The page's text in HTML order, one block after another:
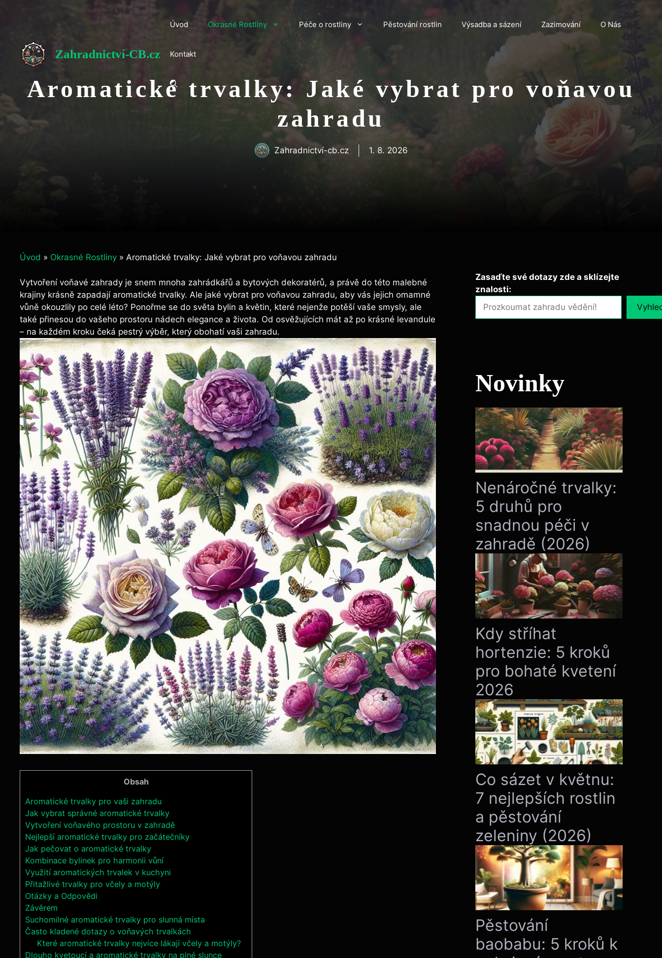
Zahradnictví-CB.cz
Úvod Okrasné Rostliny Péče o rostliny Pěstování rostlin Výsadba a sázení Zazimování O Nás
Kontakt
Aromatické trvalky: Jaké vybrat pro voňavou
zahradu
Zahradnictví-cb.cz 1. 8. 2026
Úvod » Okrasné Rostliny » Aromatické trvalky: Jaké vybrat pro voňavou zahradu
Vytvoření voňavé zahrady je snem mnoha zahrádkářů a bytových dekoratérů, a právě do této malebné
krajiny krásně zapadají aromatické trvalky. Ale jaké vybrat pro voňavou zahradu, aby vás jejich omamné
vůně okouzlily po celé léto? Ponořme se do světa bylin a květin, které nejenže potěší vaše smysly, ale
také přinesou do vašeho prostoru nádech elegance a života. Od osvěžujících mát až po krásné levandule
– na každém kroku čeká pestrý výběr, který obohatí vaši zahradu.
Obsah
Aromatické trvalky pro vaši zahradu
Jak vybrat správné aromatické trvalky
Vytvoření voňavého prostoru v zahradě
Nejlepší aromatické trvalky pro začátečníky
Jak pečovat o aromatické trvalky
Kombinace bylinek pro harmonii vůní
Využití aromatických trvalek v kuchyni
Přitažlivé trvalky pro včely a motýly
Otázky a Odpovědi
Závěrem
Suchomilné aromatické trvalky pro slunná místa
Často kladené dotazy o voňavých trvalkách
Které aromatické trvalky nejvíce lákají včely a motýly?
Dlouho kvetoucí a aromatické trvalky na plné slunce
Zasaďte své dotazy zde a sklízejte
znalosti:
Novinky
Nenáročné trvalky:
5 druhů pro
snadnou péči v
zahradě (2026)
Kdy stříhat
hortenzie: 5 kroků
pro bohaté kvetení
2026
Co sázet v květnu:
7 nejlepších rostlin
a pěstování
zeleniny (2026)
Pěstování
baobabu: 5 kroků k